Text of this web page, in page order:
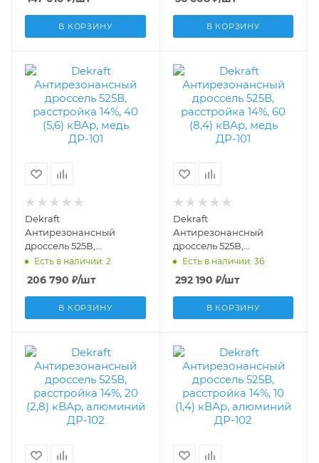
50536DEK
В КОРЗИНУ
50551DEK
В КОРЗИНУ
Dekraft
Антирезонансный
дроссель 525В,
расстройка 14%, 40 (5,6)
кВАр, медь ДР-101
50539DEK
Есть в наличии: 2
206 790 ₽/шт
В КОРЗИНУ
Dekraft
Антирезонансный
дроссель 525В,
расстройка 14%, 60 (8,4)
кВАр, медь ДР-101
50541DEK
Есть в наличии: 36
292 190 ₽/шт
В КОРЗИНУ